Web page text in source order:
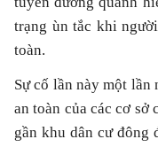
trạng ùn tắc khi
toàn.
Sự cố lần này một lần
an toàn của các cơ sở
gần khu dân cư